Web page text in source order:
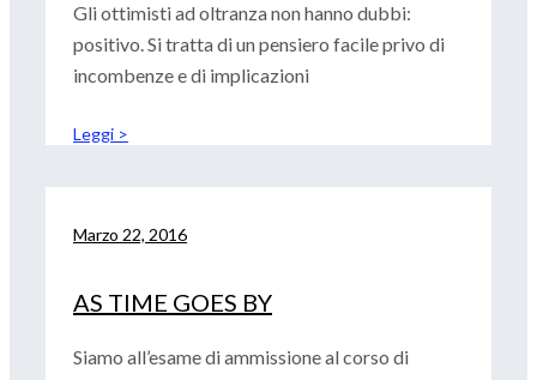
Gli ottimisti ad oltranza non hanno dubbi:
positivo. Si tratta di un pensiero facile privo di
incombenze e di implicazioni
Leggi >
Marzo 22, 2016
AS TIME GOES BY
Siamo all’esame di ammissione al corso di